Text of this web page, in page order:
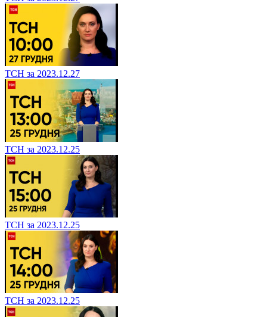
ТСН за 2023.12.27
ТСН за 2023.12.25
ТСН за 2023.12.25
ТСН за 2023.12.25